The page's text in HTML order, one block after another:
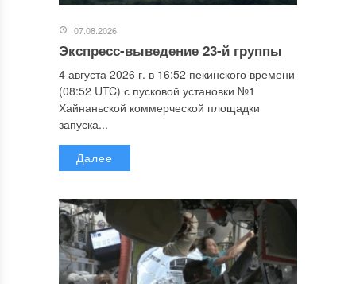
07.08.2026
Экспресс-выведение 23-й группы
4 августа 2026 г. в 16:52 пекинского времени
(08:52 UTC) с пусковой установки №1
Хайнаньской коммерческой площадки
запуска...
Далее